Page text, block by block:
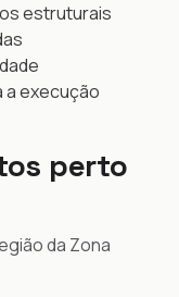
estruturais
execução
perto
da Zona